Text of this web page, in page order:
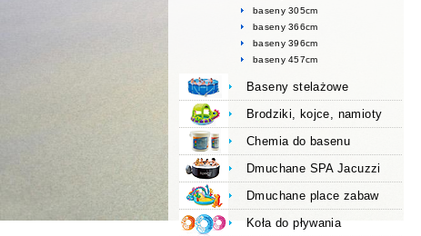
baseny 305cm
baseny 366cm
baseny 396cm
baseny 457cm
Baseny stelażowe
Brodziki, kojce, namioty
Chemia do basenu
Dmuchane SPA Jacuzzi
Dmuchane place zabaw
Koła do pływania